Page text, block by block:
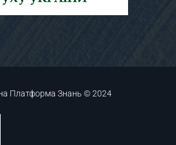
Платформа Знань © 2024